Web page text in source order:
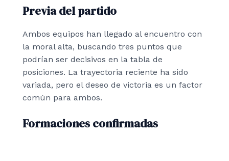
Previa del partido
Ambos equipos han llegado al encuentro con
la moral alta, buscando tres puntos que
podrían ser decisivos en la tabla de
posiciones. La trayectoria reciente ha sido
variada, pero el deseo de victoria es un factor
común para ambos.
Formaciones confirmadas